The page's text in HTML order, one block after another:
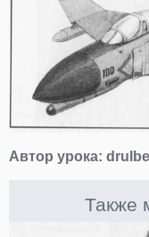
Автор урока:
Также